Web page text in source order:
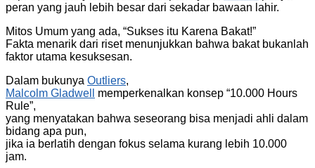
peran yang jauh lebih besar dari sekadar bawaan lahir.
Mitos Umum yang ada, “Sukses itu Karena Bakat!”
Fakta menarik dari riset menunjukkan bahwa bakat bukanlah
faktor utama kesuksesan.
Dalam bukunya Outliers,
Malcolm Gladwell
memperkenalkan konsep “10.000 Hours
Rule”,
yang menyatakan bahwa seseorang bisa menjadi ahli dalam
bidang apa pun,
jika ia berlatih dengan fokus selama kurang lebih 10.000
jam.